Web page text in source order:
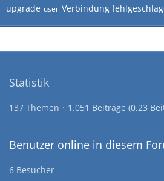
upgrade user Verbindung
Statistik
137 Themen 1.051 Beiträge (0,23
Benutzer online in diesem
6 Besucher